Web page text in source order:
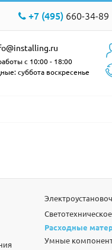
+7 (495) 660-34-89
с 10:00 - 18:00
суббота воскресенье
Расходные
Умные